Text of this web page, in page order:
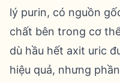
lý purin, có nguồn
chất bên trong cơ
dù hầu hết axit uric
hiệu quả, nhưng